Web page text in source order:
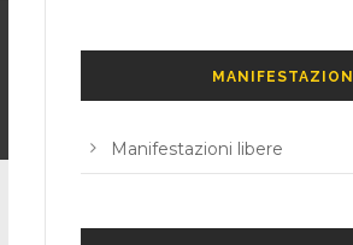
MANIFESTAZIONI
Manifestazioni libere